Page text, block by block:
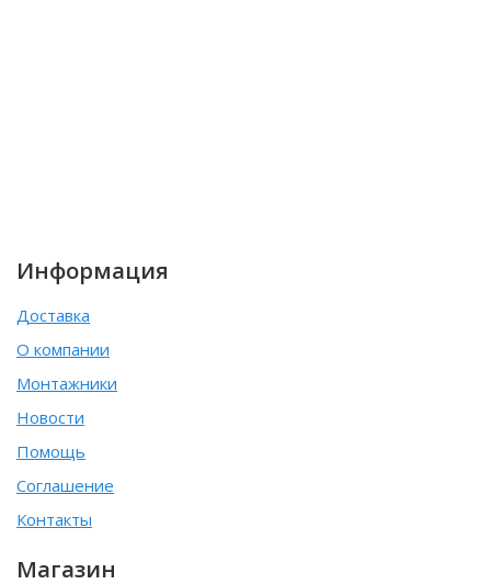
Информация
Доставка
О компании
Монтажники
Новости
Помощь
Соглашение
Контакты
Магазин